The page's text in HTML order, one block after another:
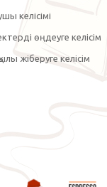
келісімі
өңдеуге келісім
жіберуге келісім